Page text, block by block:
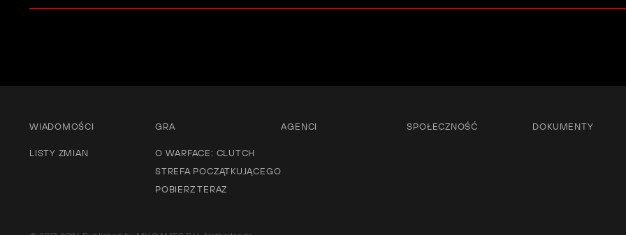
WIADOMOŚCI
LISTY ZMIAN
GRA
O WARFACE: CLUTCH
STREFA POCZĄTKUJĄCEGO
POBIERZ TERAZ
AGENCI SPOŁECZNOŚĆ DOKUMENTY